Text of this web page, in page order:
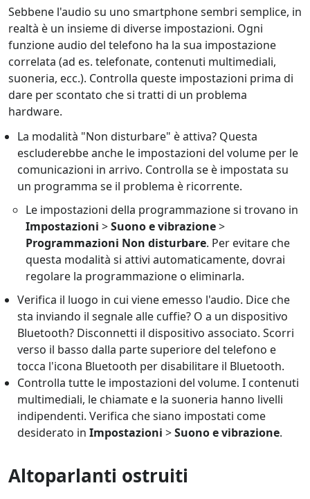
Sebbene l'audio su uno smartphone sembri semplice, in
realtà è un insieme di diverse impostazioni. Ogni
funzione audio del telefono ha la sua impostazione
correlata (ad es. telefonate, contenuti multimediali,
suoneria, ecc.). Controlla queste impostazioni prima di
dare per scontato che si tratti di un problema
hardware.
La modalità "Non disturbare" è attiva? Questa
escluderebbe anche le impostazioni del volume per le
comunicazioni in arrivo. Controlla se è impostata su
un programma se il problema è ricorrente.
Le impostazioni della programmazione si trovano in
Impostazioni >Suono e vibrazione>
Programmazioni Non disturbare. Per evitare che
questa modalità si attivi automaticamente, dovrai
regolare la programmazione o eliminarla.
Verifica il luogo in cui viene emesso l'audio. Dice che
sta inviando il segnale alle cuffie? O a un dispositivo
Bluetooth? Disconnetti il dispositivo associato. Scorri
verso il basso dalla parte superiore del telefono e
tocca l'icona Bluetooth per disabilitare il Bluetooth.
Controlla tutte le impostazioni del volume. I contenuti
multimediali, le chiamate e la suoneria hanno livelli
indipendenti. Verifica che siano impostati come
desiderato in Impostazioni >Suono e vibrazione.
Altoparlanti ostruiti